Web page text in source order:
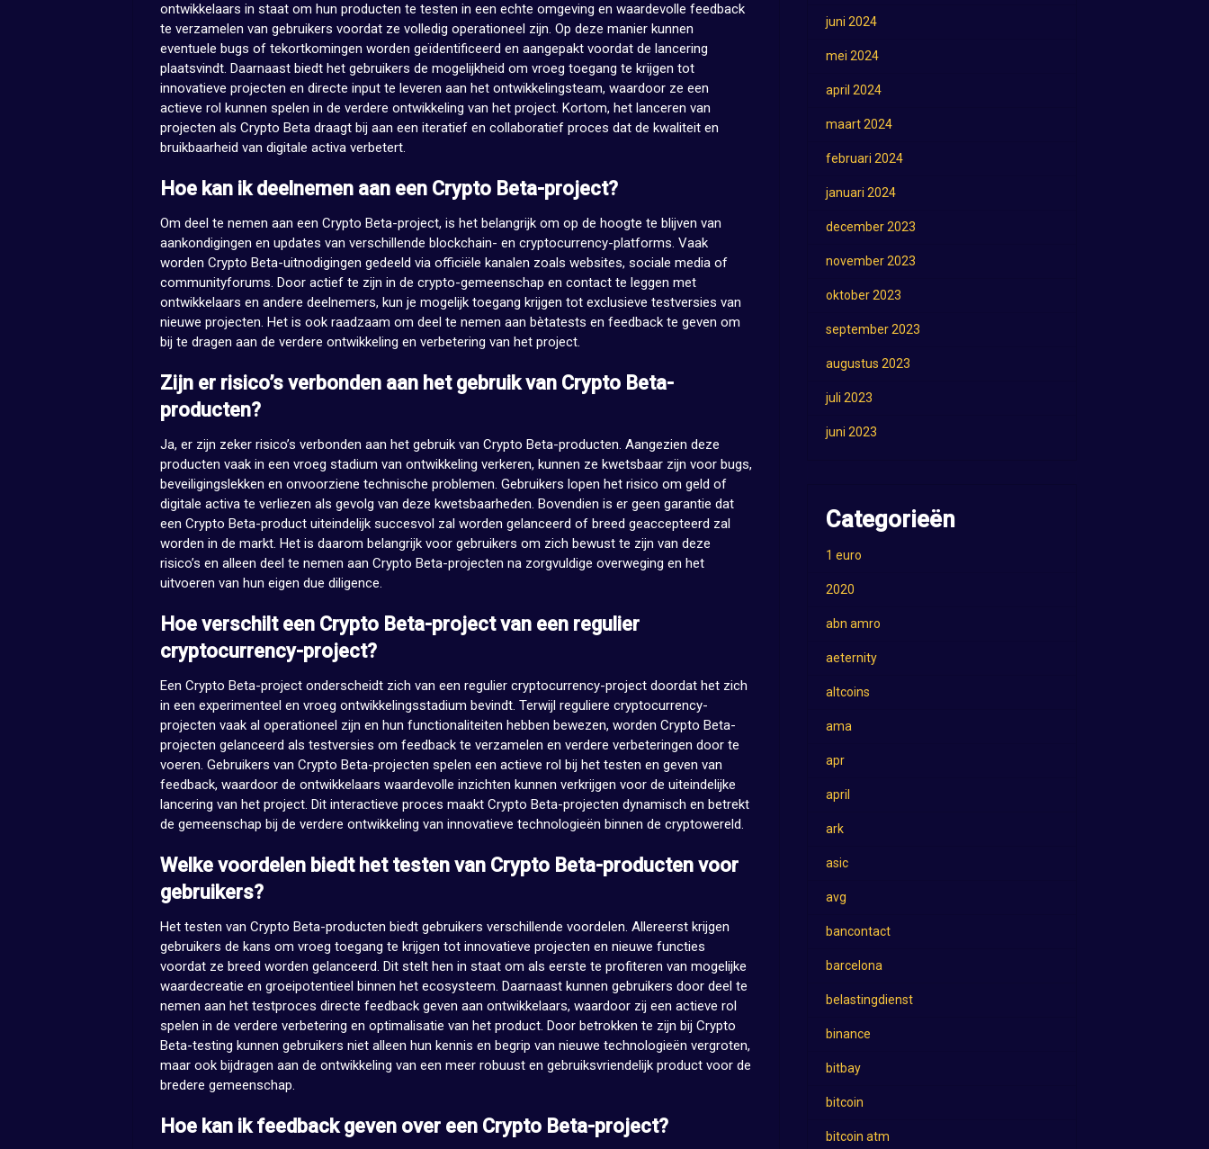
ontwikkelaars in staat om hun producten te testen in een echte omgeving en waardevolle feedback
te verzamelen van gebruikers voordat ze volledig operationeel zijn. Op deze manier kunnen
eventuele bugs of tekortkomingen worden geïdentificeerd en aangepakt voordat de lancering
plaatsvindt. Daarnaast biedt het gebruikers de mogelijkheid om vroeg toegang te krijgen tot
innovatieve projecten en directe input te leveren aan het ontwikkelingsteam, waardoor ze een
actieve rol kunnen spelen in de verdere ontwikkeling van het project. Kortom, het lanceren van
projecten als Crypto Beta draagt bij aan een iteratief en collaboratief proces dat de kwaliteit en
bruikbaarheid van digitale activa verbetert.
Hoe kan ik deelnemen aan een Crypto Beta-project?
Om deel te nemen aan een Crypto Beta-project, is het belangrijk om op de hoogte te blijven van
aankondigingen en updates van verschillende blockchain- en cryptocurrency-platforms. Vaak
worden Crypto Beta-uitnodigingen gedeeld via officiële kanalen zoals websites, sociale media of
communityforums. Door actief te zijn in de crypto-gemeenschap en contact te leggen met
ontwikkelaars en andere deelnemers, kun je mogelijk toegang krijgen tot exclusieve testversies van
nieuwe projecten. Het is ook raadzaam om deel te nemen aan bètatests en feedback te geven om
bij te dragen aan de verdere ontwikkeling en verbetering van het project.
Zijn er risico’s verbonden aan het gebruik van Crypto Beta-
producten?
Ja, er zijn zeker risico’s verbonden aan het gebruik van Crypto Beta-producten. Aangezien deze
producten vaak in een vroeg stadium van ontwikkeling verkeren, kunnen ze kwetsbaar zijn voor bugs,
beveiligingslekken en onvoorziene technische problemen. Gebruikers lopen het risico om geld of
digitale activa te verliezen als gevolg van deze kwetsbaarheden. Bovendien is er geen garantie dat
een Crypto Beta-product uiteindelijk succesvol zal worden gelanceerd of breed geaccepteerd zal
worden in de markt. Het is daarom belangrijk voor gebruikers om zich bewust te zijn van deze
risico’s en alleen deel te nemen aan Crypto Beta-projecten na zorgvuldige overweging en het
uitvoeren van hun eigen due diligence.
Hoe verschilt een Crypto Beta-project van een regulier
cryptocurrency-project?
Een Crypto Beta-project onderscheidt zich van een regulier cryptocurrency-project doordat het zich
in een experimenteel en vroeg ontwikkelingsstadium bevindt. Terwijl reguliere cryptocurrency-
projecten vaak al operationeel zijn en hun functionaliteiten hebben bewezen, worden Crypto Beta-
projecten gelanceerd als testversies om feedback te verzamelen en verdere verbeteringen door te
voeren. Gebruikers van Crypto Beta-projecten spelen een actieve rol bij het testen en geven van
feedback, waardoor de ontwikkelaars waardevolle inzichten kunnen verkrijgen voor de uiteindelijke
lancering van het project. Dit interactieve proces maakt Crypto Beta-projecten dynamisch en betrekt
de gemeenschap bij de verdere ontwikkeling van innovatieve technologieën binnen de cryptowereld.
Welke voordelen biedt het testen van Crypto Beta-producten voor
gebruikers?
Het testen van Crypto Beta-producten biedt gebruikers verschillende voordelen. Allereerst krijgen
gebruikers de kans om vroeg toegang te krijgen tot innovatieve projecten en nieuwe functies
voordat ze breed worden gelanceerd. Dit stelt hen in staat om als eerste te profiteren van mogelijke
waardecreatie en groeipotentieel binnen het ecosysteem. Daarnaast kunnen gebruikers door deel te
nemen aan het testproces directe feedback geven aan ontwikkelaars, waardoor zij een actieve rol
spelen in de verdere verbetering en optimalisatie van het product. Door betrokken te zijn bij Crypto
Beta-testing kunnen gebruikers niet alleen hun kennis en begrip van nieuwe technologieën vergroten,
maar ook bijdragen aan de ontwikkeling van een meer robuust en gebruiksvriendelijk product voor de
bredere gemeenschap.
Hoe kan ik feedback geven over een Crypto Beta-project?
juni 2024
mei 2024
april 2024
maart 2024
februari 2024
januari 2024
december 2023
november 2023
oktober 2023
september 2023
augustus 2023
juli 2023
juni 2023
Categorieën
1 euro
2020
abn amro
aeternity
altcoins
ama
apr
april
ark
asic
avg
bancontact
barcelona
belastingdienst
binance
bitbay
bitcoin
bitcoin atm